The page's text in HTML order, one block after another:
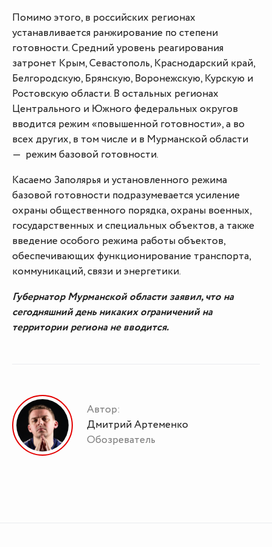
Помимо этого, в российских регионах
устанавливается ранжирование по степени
готовности. Средний уровень реагирования
затронет Крым, Севастополь, Краснодарский край,
Белгородскую, Брянскую, Воронежскую, Курскую и
Ростовскую области. В остальных регионах
Центрального и Южного федеральных округов
вводится режим «повышенной готовности», а во
всех других, в том числе и в Мурманской области
— режим базовой готовности.
Касаемо Заполярья и установленного режима
базовой готовности подразумевается усиление
охраны общественного порядка, охраны военных,
государственных и специальных объектов, а также
введение особого режима работы объектов,
обеспечивающих функционирование транспорта,
коммуникаций, связи и энергетики.
Губернатор Мурманской области заявил, что на
сегодняшний день никаких ограничений на
территории региона не вводится.
Автор:
Дмитрий Артеменко
Обозреватель